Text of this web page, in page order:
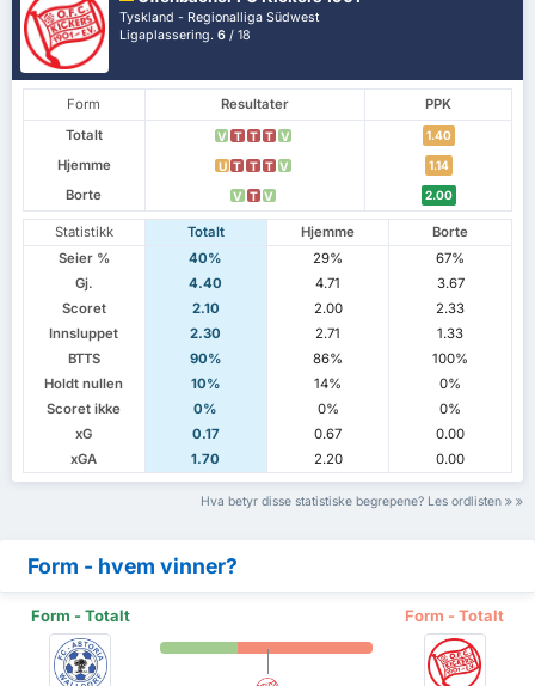
Tyskland - Regionalliga Südwest
Ligaplassering.6 / 18
Form Resultater
PPK
Totalt
V T T T V 1.40
Hjemme U T T T V 1.14
Borte V T V 2.00
Statistikk Totalt Hjemme
Borte
Seier %
40% 29%
67%
Gj.
4.40 4.71
3.67
Scoret
2.10 2.00
2.33
Innsluppet
2.30 2.71
1.33
BTTS
90% 86%
100%
Holdt nullen
10% 14%
0%
Scoret ikke
0% 0%
0%
xG
0.17 0.67
0.00
xGA
1.70 2.20 0.00
Hva betyr disse statistiske begrepene? Les ordlisten
Form - hvem vinner?
Form - Totalt Form - Totalt